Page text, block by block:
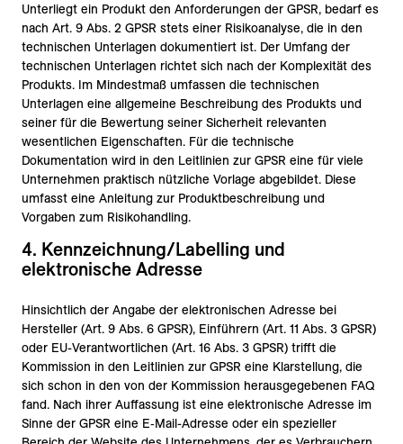
Unterliegt ein Produkt den Anforderungen der GPSR, bedarf es
nach Art. 9 Abs. 2 GPSR stets einer Risikoanalyse, die in den
technischen Unterlagen dokumentiert ist. Der Umfang der
technischen Unterlagen richtet sich nach der Komplexität des
Produkts. Im Mindestmaß umfassen die technischen
Unterlagen eine allgemeine Beschreibung des Produkts und
seiner für die Bewertung seiner Sicherheit relevanten
wesentlichen Eigenschaften. Für die technische
Dokumentation wird in den Leitlinien zur GPSR eine für viele
Unternehmen praktisch nützliche Vorlage abgebildet. Diese
umfasst eine Anleitung zur Produktbeschreibung und
Vorgaben zum Risikohandling.
4. Kennzeichnung/‌Labelling und
elektronische Adresse
Hinsichtlich der Angabe der elektronischen Adresse bei
Hersteller (Art. 9 Abs. 6 GPSR), Einführern (Art. 11 Abs. 3 GPSR)
oder EU-Verantwortlichen (Art. 16 Abs. 3 GPSR) trifft die
Kommission in den Leitlinien zur GPSR eine Klarstellung, die
sich schon in den von der Kommission herausgegebenen FAQ
fand. Nach ihrer Auffassung ist eine elektronische Adresse im
Sinne der GPSR eine E‑Mail-Adresse oder ein spezieller